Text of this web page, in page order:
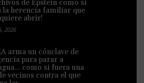
de Epstein como si
la herencia familiar que
abrir!
2026
arma un cónclave de
para parar a
como si fuera una
vecinos contra el que